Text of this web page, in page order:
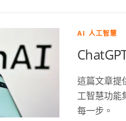
AI 人工智慧
這篇文章提
工智慧功能
每一步。